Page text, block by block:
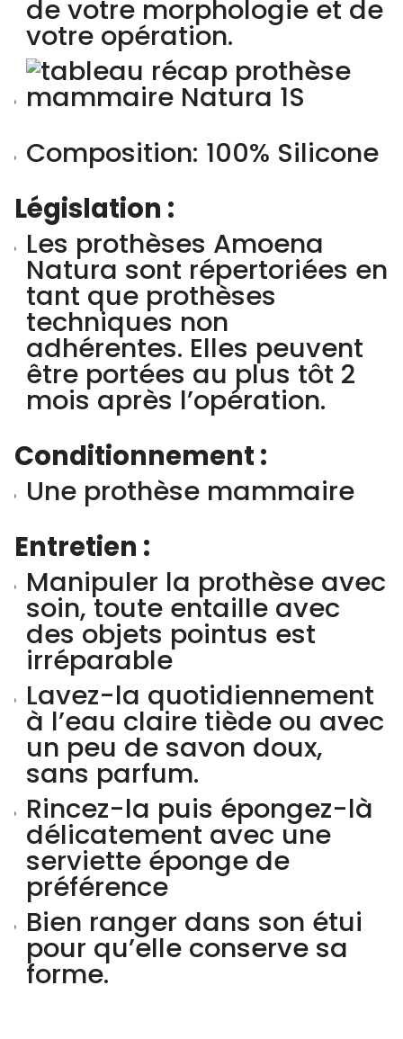
de votre morphologie et de
votre opération.
Composition: 100% Silicone
Législation :
Les prothèses Amoena
Natura sont répertoriées en
tant que prothèses
techniques non
adhérentes. Elles peuvent
être portées au plus tôt 2
mois après l’opération.
Conditionnement :
Une prothèse mammaire
Entretien :
Manipuler la prothèse avec
soin, toute entaille avec
des objets pointus est
irréparable
Lavez-la quotidiennement
à l’eau claire tiède ou avec
un peu de savon doux,
sans parfum.
Rincez-la puis épongez-là
délicatement avec une
serviette éponge de
préférence
Bien ranger dans son étui
pour qu’elle conserve sa
forme.